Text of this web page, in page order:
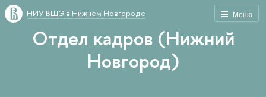
Меню
НИУ ВШЭ в Нижнем Новгороде
Отдел кадров (Нижний
Новгород)